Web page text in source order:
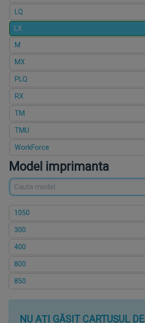
LQ
LX
M
MX
PLQ
RX
TM
TMU
WorkForce
Model imprimanta
1050
300
400
800
850
NU AȚI GĂSIT CARTUȘUL DE